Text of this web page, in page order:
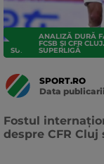
SUPERLIGA
ANALIZĂ DURĂ
FCSB ȘI CFR
SUPERLIGĂ
SPORT.RO
Data
Fostul
despre CFR Cluj